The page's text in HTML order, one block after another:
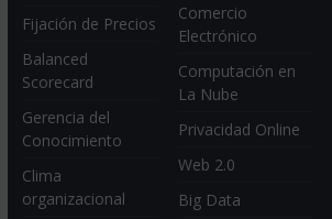
Fijación de Precios
Balanced
Scorecard
Gerencia del
Conocimiento
Clima
organizacional
Comercio
Electrónico
Computación en
La Nube
Privacidad Online
Web 2.0
Big Data